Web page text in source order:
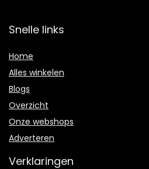
Snelle links
Home
Alles winkelen
Blogs
Overzicht
Onze webshops
Adverteren
Verklaringen